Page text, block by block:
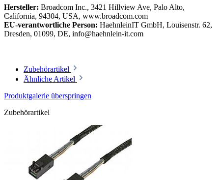
Hersteller: Broadcom Inc., 3421 Hillview Ave, Palo Alto,
California, 94304, USA, www.broadcom.com
EU-verantwortliche Person: HaehnleinIT GmbH, Louisenstr. 62,
Dresden, 01099, DE, info@haehnlein-it.com
Zubehörartikel
Ähnliche Artikel
Produktgalerie überspringen
Zubehörartikel